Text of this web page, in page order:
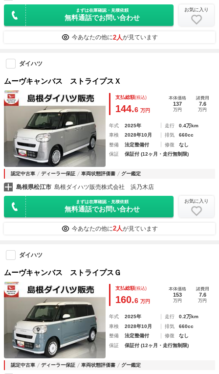
まずは在庫確認・見積依頼
無料通話でお問い合わせ
お気に入り
今あなたの他に2人が見ています
ダイハツ
ムーヴキャンバス ストライプスＸ
支払総額(税込)
144.6 万円
本体価格
137
万円
諸費用
7.6
万円
年式 2025年 走行
0.4万km
車検
2028年10月 排気
660cc
整備
法定整備付 修復
なし
保証
保証付 (12ヶ月・走行無制限)
認定中古車 ディーラー保証 車両状態評価書 グー鑑定
島根県松江市 島根ダイハツ販売株式会社 浜乃木店
まずは在庫確認・見積依頼
無料通話でお問い合わせ
お気に入り
今あなたの他に2人が見ています
ダイハツ
ムーヴキャンバス ストライプスＧ
支払総額(税込)
160.6 万円
本体価格
153
万円
諸費用
7.6
万円
年式 2025年 走行
0.2万km
車検
2028年10月 排気
660cc
整備
法定整備付 修復
なし
保証
保証付 (12ヶ月・走行無制限)
認定中古車 ディーラー保証 車両状態評価書 グー鑑定